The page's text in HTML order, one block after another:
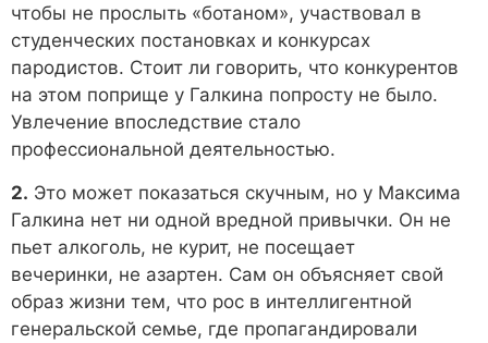
чтобы не прослыть «ботаном», участвовал в
студенческих постановках и конкурсах
пародистов. Стоит ли говорить, что конкурентов
на этом поприще у Галкина попросту не было.
Увлечение впоследствие стало
профессиональной деятельностью.
2. Это может показаться скучным, но у Максима
Галкина нет ни одной вредной привычки. Он не
пьет алкоголь, не курит, не посещает
вечеринки, не азартен. Сам он объясняет свой
образ жизни тем, что рос в интеллигентной
генеральской семье, где пропагандировали